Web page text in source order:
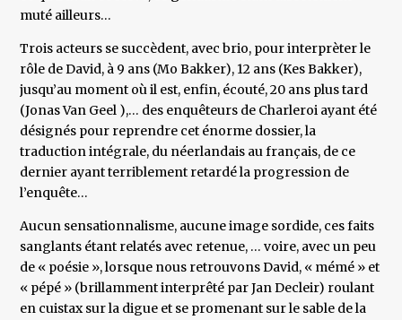
muté ailleurs…
Trois acteurs se succèdent, avec brio, pour interprèter le
rôle de David, à 9 ans (Mo Bakker), 12 ans (Kes Bakker),
jusqu’au moment où il est, enfin, écouté, 20 ans plus tard
(Jonas Van Geel ),… des enquêteurs de Charleroi ayant été
désignés pour reprendre cet énorme dossier, la
traduction intégrale, du néerlandais au français, de ce
dernier ayant terriblement retardé la progression de
l’enquête…
Aucun sensationnalisme, aucune image sordide, ces faits
sanglants étant relatés avec retenue, … voire, avec un peu
de « poésie », lorsque nous retrouvons David, « mémé » et
« pépé » (brillamment interprêté par Jan Decleir) roulant
en cuistax sur la digue et se promenant sur le sable de la